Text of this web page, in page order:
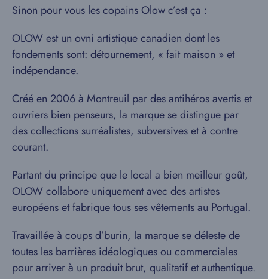
Sinon pour vous les copains Olow c’est ça :
OLOW est un ovni artistique canadien dont les
fondements sont: détournement, « fait maison » et
indépendance.
Créé en 2006 à Montreuil par des antihéros avertis et
ouvriers bien penseurs, la marque se distingue par
des collections surréalistes, subversives et à contre
courant.
Partant du principe que le local a bien meilleur goût,
OLOW collabore uniquement avec des artistes
européens et fabrique tous ses vêtements au Portugal.
Travaillée à coups d’burin, la marque se déleste de
toutes les barrières idéologiques ou commerciales
pour arriver à un produit brut, qualitatif et authentique.